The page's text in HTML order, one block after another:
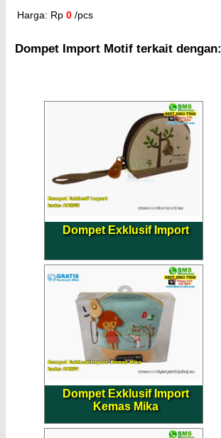
Harga: Rp 0 /pcs
Dompet Import Motif terkait dengan:
Dompet Exklusif Import
Dompet Exklusif Import
Kemas Mika